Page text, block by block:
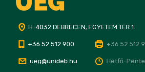
H-4032 DEBRECEN, EGYETEM TÉR 1.
+36 52 512 900 +36 52 512
ueg@unideb.hu